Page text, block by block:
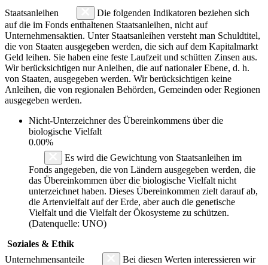
Staatsanleihen
Die folgenden Indikatoren beziehen sich
auf die im Fonds enthaltenen Staatsanleihen, nicht auf
Unternehmensaktien. Unter Staatsanleihen versteht man Schuldtitel,
die von Staaten ausgegeben werden, die sich auf dem Kapitalmarkt
Geld leihen. Sie haben eine feste Laufzeit und schütten Zinsen aus.
Wir berücksichtigen nur Anleihen, die auf nationaler Ebene, d. h.
von Staaten, ausgegeben werden. Wir berücksichtigen keine
Anleihen, die von regionalen Behörden, Gemeinden oder Regionen
ausgegeben werden.
Nicht-Unterzeichner des Übereinkommens über die
biologische Vielfalt
0.00%
Es wird die Gewichtung von Staatsanleihen im
Fonds angegeben, die von Ländern ausgegeben werden, die
das Übereinkommen über die biologische Vielfalt nicht
unterzeichnet haben. Dieses Übereinkommen zielt darauf ab,
die Artenvielfalt auf der Erde, aber auch die genetische
Vielfalt und die Vielfalt der Ökosysteme zu schützen.
(Datenquelle: UNO)
Soziales & Ethik
Unternehmensanteile
Bei diesen Werten interessieren wir